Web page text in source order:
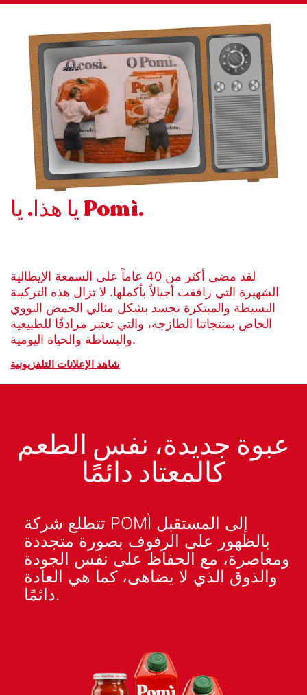
يا هذا. يا Pomì.
لقد مضى أكثر من 40 عاماً على السمعة الإيطالية
الشهيرة التي رافقت أجيالاً بأكملها. لا تزال هذه التركيبة
البسيطة والمبتكرة تجسد بشكل مثالي الحمض النووي
الخاص بمنتجاتنا الطازجة، والتي تعتبر مرادفًا للطبيعية
والبساطة والحياة اليومية.
شاهد الإعلانات التلفزيونية
عبوة جديدة، نفس الطعم
كالمعتاد دائمًا
تتطلع شركة POMÌ إلى المستقبل
بالظهور على الرفوف بصورة متجددة
ومعاصرة، مع الحفاظ على نفس الجودة
والذوق الذي لا يضاهى، كما هي العادة
دائمًا.